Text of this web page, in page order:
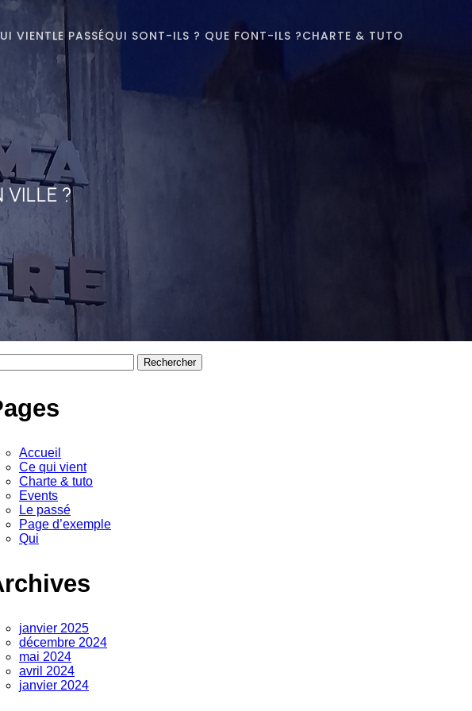
VIENTLE PASSÉQUI SONT-ILS ? QUE FONT-ILS ?CHARTE & TUTO
VILLE ?
Accueil
Ce qui vient
Charte & tuto
Events
Le passé
Page d’exemple
Qui
janvier 2025
décembre 2024
mai 2024
avril 2024
janvier 2024